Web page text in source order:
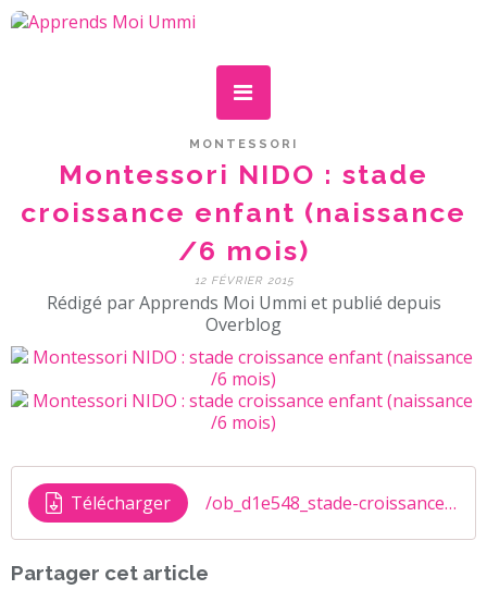
MONTESSORI
Montessori NIDO : stade
croissance enfant (naissance
/6 mois)
12 FÉVRIER 2015
Rédigé par Apprends Moi Ummi et publié depuis
Overblog
Télécharger /ob_d1e548_stade-croissance-partie-1
Partager cet article